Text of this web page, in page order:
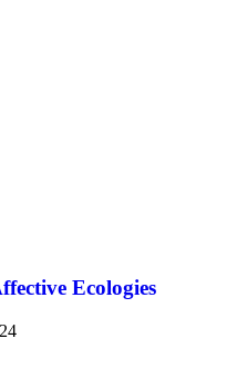
Ecologies